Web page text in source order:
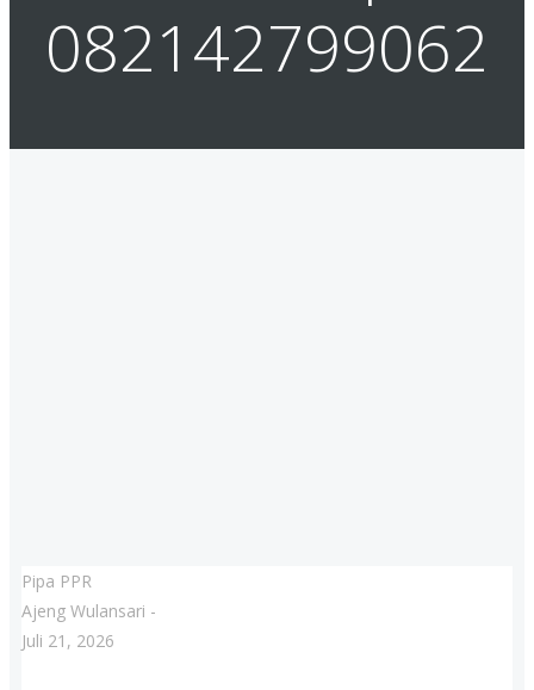
082142799062
Pipa PPR
Ajeng Wulansari -
Juli 21, 2026